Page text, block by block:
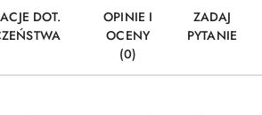
DOT.
OPINIE I
OCENY
(0)
ZADAJ
PYTANIE